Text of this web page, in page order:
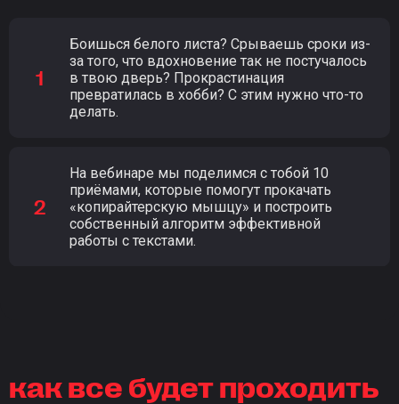
Боишься белого листа? Срываешь сроки из-
за того, что вдохновение так не постучалось
в твою дверь? Прокрастинация
превратилась в хобби? С этим нужно что-то
делать.
На вебинаре мы поделимся с тобой 10
приёмами, которые помогут прокачать
«копирайтерскую мышцу» и построить
собственный алгоритм эффективной
работы с текстами.
как все будет проходить